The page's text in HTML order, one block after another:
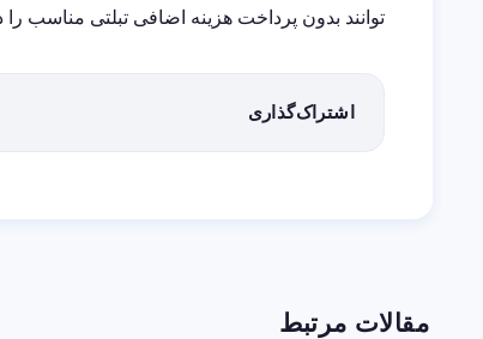
توانند بدون پرداخت هزینه اضافی تبلتی مناسب را
اشتراک‌گذاری
مقالات مرتبط